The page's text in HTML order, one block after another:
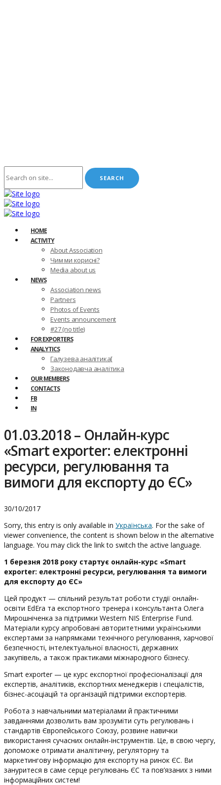
HOME
ACTIVITY
About Association
Чим ми корисні?
Media about us
NEWS
Association news
Partners
Photos of Events
Events announcement
#27 (no title)
FOR EXPORTERS
ANALYTICS
Галузева аналітика[
Законодавча аналітика
OUR MEMBERS
CONTACTS
FB
IN
01.03.2018 – Онлайн-курс
«Smart exporter: електронні
ресурси, регулювання та
вимоги для експорту до ЄС»
30/10/2017
Sorry, this entry is only available in Українська. For the sake of
viewer convenience, the content is shown below in the alternative
language. You may click the link to switch the active language.
1 березня 2018 року стартує онлайн-курс «Smart
exporter: електронні ресурси, регулювання та вимоги
для експорту до ЄС»
Цей продукт — спільний результат роботи студії онлайн-
освіти EdEra та експортного тренера і консультанта Олега
Мирошніченка за підтримки Western NIS Enterprise Fund.
Матеріали курсу апробовані авторитетними українськими
експертами за напрямками технічного регулювання, харчової
безпечності, інтелектуальної власності, державних
закупівель, а також практиками міжнародного бізнесу.
Smart exporter — це курс експортної професіоналізації для
експертів, аналітиків, експортних менеджерів і спеціалістів,
бізнес-асоціацій та організацій підтримки експортерів.
Робота з навчальними матеріалами й практичними
завданнями дозволить вам зрозуміти суть регулювань і
стандартів Європейського Союзу, розвине навички
використання сучасних онлайн-інструментів. Це, в свою чергу,
допоможе отримати аналітичну, регуляторну та
маркетингову інформацію для експорту на ринок ЄС. Ви
зануритеся в саме серце регулювань ЄС та пов’язаних з ними
інформаційних систем!